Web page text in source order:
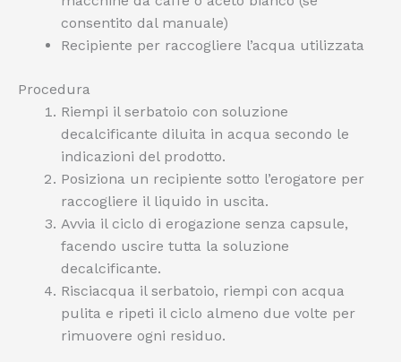
consentito dal manuale)
Recipiente per raccogliere l’acqua utilizzata
Procedura
Riempi il serbatoio con soluzione
decalcificante diluita in acqua secondo le
indicazioni del prodotto.
Posiziona un recipiente sotto l’erogatore per
raccogliere il liquido in uscita.
Avvia il ciclo di erogazione senza capsule,
facendo uscire tutta la soluzione
decalcificante.
Risciacqua il serbatoio, riempi con acqua
pulita e ripeti il ciclo almeno due volte per
rimuovere ogni residuo.